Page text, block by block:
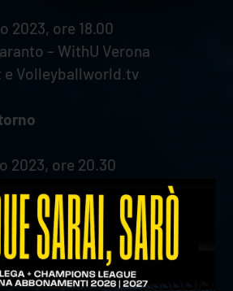
2023, ore 18.00
– WithU Verona
e Volleyballworld.tv
2023, ore 20.30
Milano
Italia – Quarti di Finale